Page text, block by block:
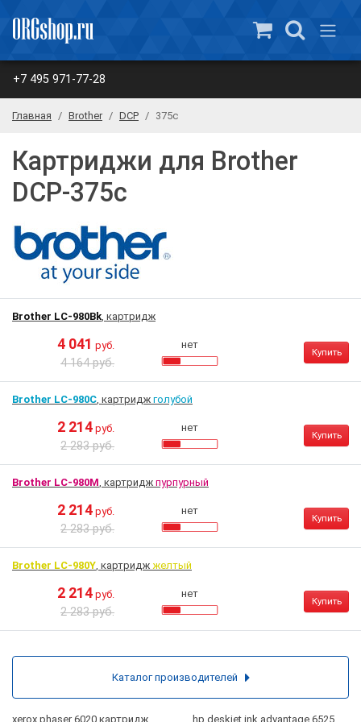
+7 495 971-77-28
Главная Brother DCP 375c
Картриджи для Brother
DCP-375c
Brother LC-980Bk, картридж
4 041 руб.
4 164 руб.
нет
Купить
Brother LC-980C, картридж голубой
2 214 руб.
2 283 руб.
нет
Купить
Brother LC-980M, картридж пурпурный
2 214 руб.
2 283 руб.
нет
Купить
Brother LC-980Y, картридж желтый
2 214 руб.
2 283 руб.
нет
Купить
xerox phaser 6020 картридж hp deskjet ink advantage 6525